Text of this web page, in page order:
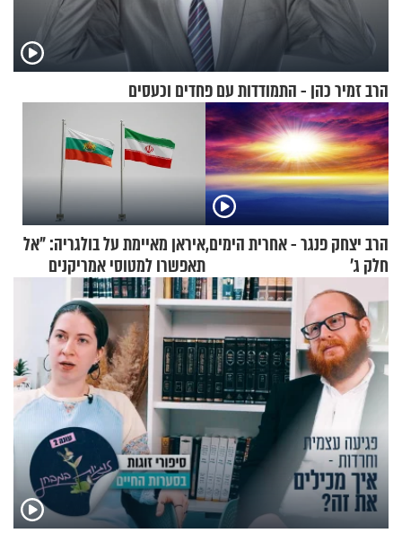
הרב זמיר כהן - התמודדות עם פחדים וכעסים
הרב יצחק פנגר - אחרית הימים,
חלק ג’
איראן מאיימת על בולגריה: "אל
תאפשרו למטוסי אמריקנים
להמריא מהשטח שלכם"